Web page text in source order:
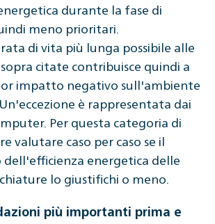
durante la fase di
meno prioritari.
di vita più lunga possibile alle
citate contribuisce quindi a
impatto negativo sull'ambiente
è rappresentata dai
Per questa categoria di
valutare caso per caso se il
energetica delle
lo giustifichi o meno.
più importanti prima e